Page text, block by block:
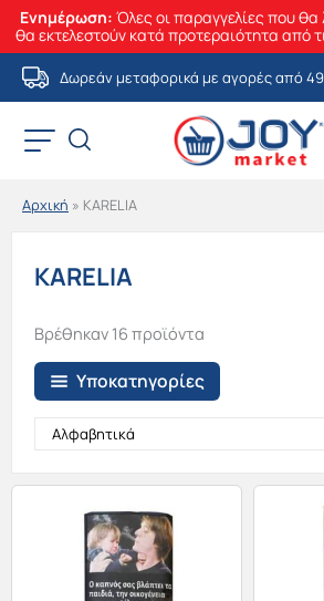
Ενημέρωση: Όλες οι παραγγελίες που
θα εκτελεστούν κατά προτεραιότητα από
Μετάβαση
στο
περιεχόμενο
Δωρεάν μεταφορικά με αγορές από
Αρχική » KARELIA
KARELIA
Υποκατηγορίες
Βρέθηκαν 16 προϊόντα